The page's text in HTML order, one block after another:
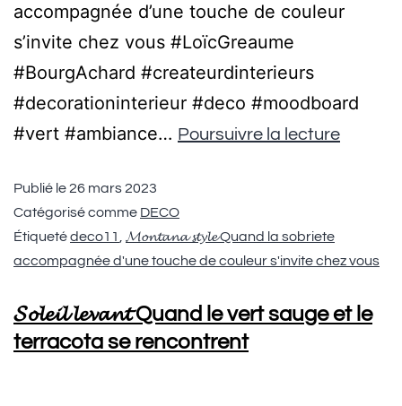
accompagnée d’une touche de couleur
s’invite chez vous #LoïcGreaume
#BourgAchard #createurdinterieurs
#decorationinterieur #deco #moodboard
#vert #ambiance… Poursuivre la lecture
Publié le26 mars 2023
Catégorisé comme DECO
Étiquetédeco11
𝓜𝓸𝓷𝓽𝓪𝓷𝓪 𝓼𝓽𝔂𝓵𝓮 Quand la sobriete
accompagnée d'une touche de couleur s'invite chez vous
𝓢𝓸𝓵𝓮𝓲𝓵 𝓵𝓮𝓿𝓪𝓷𝓽 Quand le vert sauge et le
terracota se rencontrent